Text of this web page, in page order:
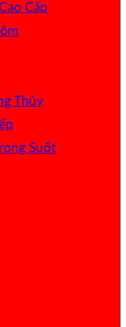
Cấp
Thủy
Suốt